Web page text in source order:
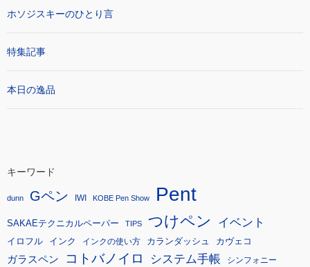
ホソジスキーのひとり言
特集記事
本日の逸品
キーワード
dunn Gペン IWI KOBE Pen Show Pent
SAKAEテクニカルペーパー TIPS つけペン イベント
イロフル インク インクの使い方 カランダッシュ カヴェコ
ガラスペン コトバノイロ システム手帳 シンフォニー